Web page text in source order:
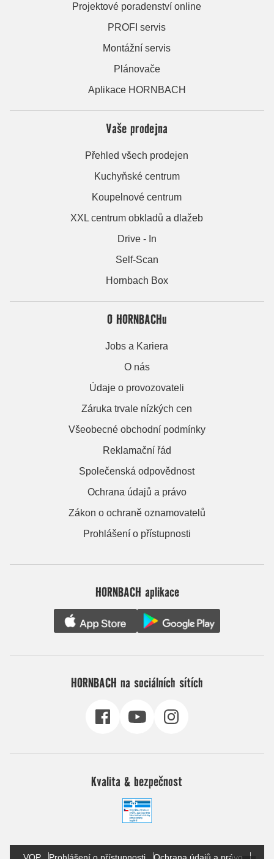
Projektové poradenství online
PROFI servis
Montážní servis
Plánovače
Aplikace HORNBACH
Vaše prodejna
Přehled všech prodejen
Kuchyňské centrum
Koupelnové centrum
XXL centrum obkladů a dlažeb
Drive - In
Self-Scan
Hornbach Box
O HORNBACHu
Jobs a Kariera
O nás
Údaje o provozovateli
Záruka trvale nízkých cen
Všeobecné obchodní podmínky
Reklamační řád
Společenská odpovědnost
Ochrana údajů a právo
Zákon o ochraně oznamovatelů
Prohlášení o přístupnosti
HORNBACH aplikace
HORNBACH na sociálních sítích
Kvalita & bezpečnost